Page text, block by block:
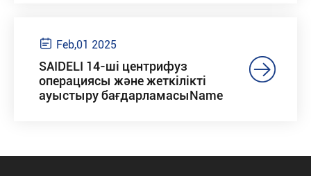
 Feb,01 2025
SAIDELI 14-ші центрифуз
операциясы және жеткілікті
ауыстыру бағдарламасыName
